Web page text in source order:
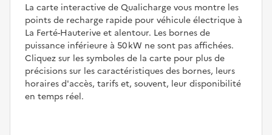
La carte interactive de Qualicharge vous montre les
points de recharge rapide pour véhicule électrique à
La Ferté-Hauterive et alentour. Les bornes de
puissance inférieure à 50 kW ne sont pas affichées.
Cliquez sur les symboles de la carte pour plus de
précisions sur les caractéristiques des bornes, leurs
horaires d'accès, tarifs et, souvent, leur disponibilité
en temps réel.